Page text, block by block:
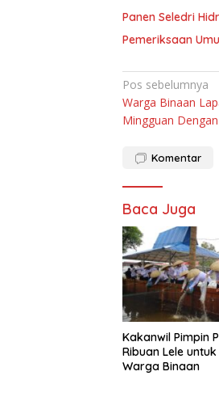
Panen Seledri
Pemeriksaan
Navigasi
pos
Pos sebelumnya
Warga Binaan
Mingguan
Komentar
Baca Juga
Kakanwil Pimpin
Ribuan Lele
Warga Binaan